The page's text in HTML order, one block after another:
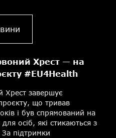
Хрест — на
#EU4Health
Хрест завершує
що тривав
і був спрямований на
осіб, які стикаються з
підтримки